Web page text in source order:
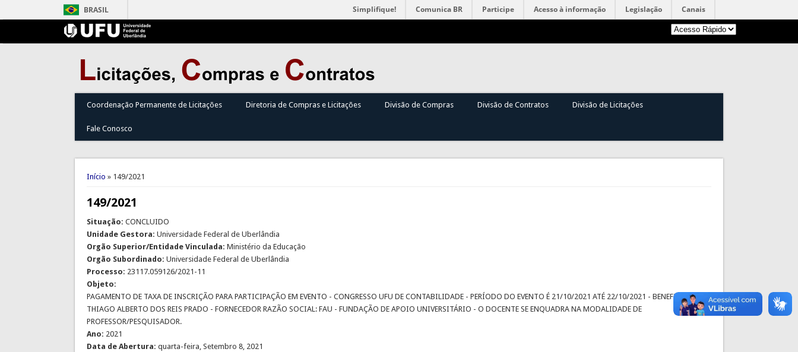
BRASIL Simplifique! Comunica BR Participe Acesso à informação Legislação Canais
Coordenação Permanente de Licitações Diretoria de Compras e Licitações Divisão de Compras Divisão de Contratos Divisão de Licitações
Fale Conosco
Você está aqui
Início » 149/2021
149/2021
Situação: CONCLUIDO
Unidade Gestora: Universidade Federal de Uberlândia
Orgão Superior/Entidade Vinculada: Ministério da Educação
Orgão Subordinado: Universidade Federal de Uberlândia
Processo: 23117.059126/2021-11
Objeto:
PAGAMENTO DE TAXA DE INSCRIÇÃO PARA PARTICIPAÇÃO EM EVENTO - CONGRESSO UFU DE CONTABILIDADE - PERÍODO DO EVENTO É 21/10/2021 ATÉ 22/10/2021 - BENEFICIÁRIO:
THIAGO ALBERTO DOS REIS PRADO - FORNECEDOR RAZÃO SOCIAL: FAU - FUNDAÇÃO DE APOIO UNIVERSITÁRIO - O DOCENTE SE ENQUADRA NA MODALIDADE DE
PROFESSOR/PESQUISADOR.
Ano: 2021
Data de Abertura: quarta-feira, Setembro 8, 2021